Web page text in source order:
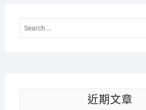
近期文章